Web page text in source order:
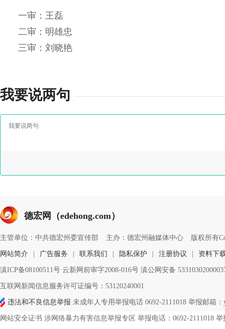
一审：王磊
二审：明雄忠
三审：刘晓艳
我要说两句
德宏网（edehong.com）
主管单位：中共德宏州委宣传部 主办：德宏州融媒体中心 版权所有
网站简介 广告服务 联系我们 隐私保护 注册协议 资料下
滇ICP备08100511号 云新网前审字2008-016号 滇公网安备
互联网新闻信息服务许可证编号：53120240001
违法和不良信息举报 未成年人专用举报电话 0692-2111018 举报邮箱：
网站安全证书 涉网络暴力有害信息举报专区 举报电话：0692-2111018 举